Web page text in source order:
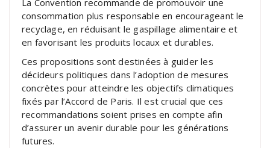
La Convention recommande de promouvoir une
consommation plus responsable en encourageant le
recyclage, en réduisant le gaspillage alimentaire et
en favorisant les produits locaux et durables.
Ces propositions sont destinées à guider les
décideurs politiques dans l’adoption de mesures
concrètes pour atteindre les objectifs climatiques
fixés par l’Accord de Paris. Il est crucial que ces
recommandations soient prises en compte afin
d’assurer un avenir durable pour les générations
futures.